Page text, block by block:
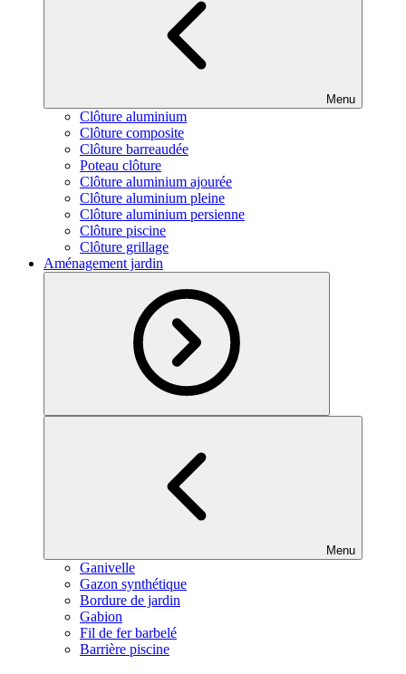
Menu
Clôture aluminium
Clôture composite
Clôture barreaudée
Poteau clôture
Clôture aluminium ajourée
Clôture aluminium pleine
Clôture aluminium persienne
Clôture piscine
Clôture grillage
Aménagement jardin
Menu
Ganivelle
Gazon synthétique
Bordure de jardin
Gabion
Fil de fer barbelé
Barrière piscine